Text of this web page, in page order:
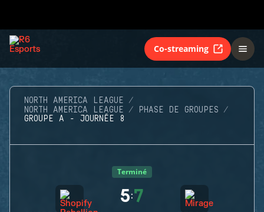
Co-streaming
NORTH AMERICA LEAGUE
NORTH AMERICA LEAGUE
PHASE DE GROUPES
GROUPE A - JOURNÉE 8
Terminé
5:7